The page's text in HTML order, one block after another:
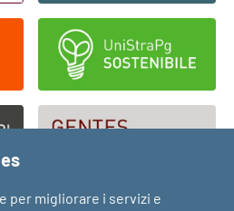
per migliorare i servizi e